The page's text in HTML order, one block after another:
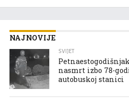
NAJNOVIJE
SVIJET
nasmrt izbo 78-
autobuskoj stanici